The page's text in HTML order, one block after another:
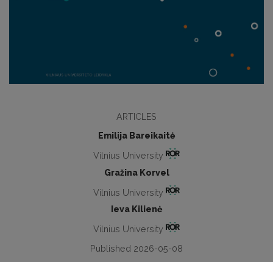
ARTICLES
Emilija Bareikaitė
Vilnius University
Gražina Korvel
Vilnius University
Ieva Kilienė
Vilnius University
Published 2026-05-08